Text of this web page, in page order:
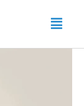
Main
Menu